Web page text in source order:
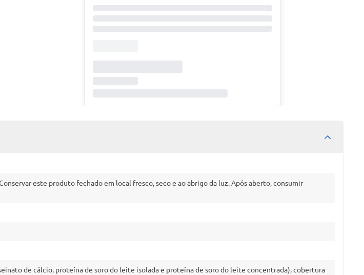
este produto fechado em local fresco, seco e ao abrigo da luz. Após aberto, consumir
de cálcio, proteína de soro do leite isolada e proteína de soro do leite concentrada), cobertura